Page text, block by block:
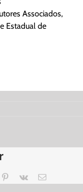
Associados,
Estadual de
Pinterest
Vk Email